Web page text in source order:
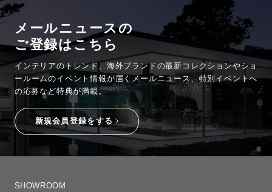
メールニュースの
ご登録はこちら
インテリアのトレンド、海外ブランドの最新コレクションやショ
ールームのイベント情報が 届くメールニュース、特別イベントへ
の応募など特典が満載。
新規会員登録をする
SHOWROOM